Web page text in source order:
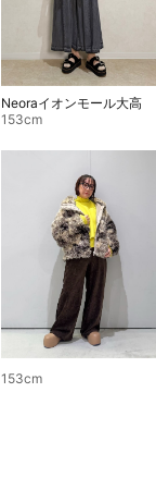
Neoraイオンモール大高
153cm
153cm